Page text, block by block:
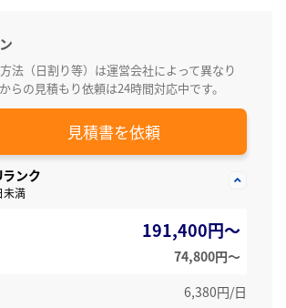
法（日割り等）は運営会社によって異なり
らの見積もり依頼は24時間対応中です。
見積書を依頼
ンク
未満
191,400円～
74,800円〜
6,380円/日